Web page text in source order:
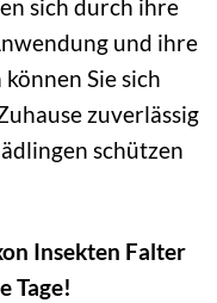
sich durch ihre
und ihre
Sie sich
zuverlässig
schützen
Insekten Falter
Tage!